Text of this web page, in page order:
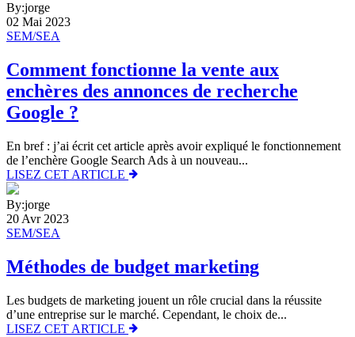
By:jorge
02 Mai 2023
SEM/SEA
Comment fonctionne la vente aux
enchères des annonces de recherche
Google ?
En bref : j’ai écrit cet article après avoir expliqué le fonctionnement
de l’enchère Google Search Ads à un nouveau...
LISEZ CET ARTICLE
By:jorge
20 Avr 2023
SEM/SEA
Méthodes de budget marketing
Les budgets de marketing jouent un rôle crucial dans la réussite
d’une entreprise sur le marché. Cependant, le choix de...
LISEZ CET ARTICLE